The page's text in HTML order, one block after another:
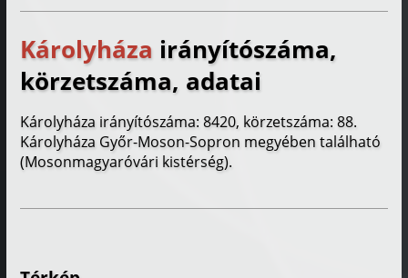
Károlyháza irányítószáma,
körzetszáma, adatai
Károlyháza irányítószáma: 8420, körzetszáma: 88.
Károlyháza Győr-Moson-Sopron megyében található
(Mosonmagyaróvári kistérség).